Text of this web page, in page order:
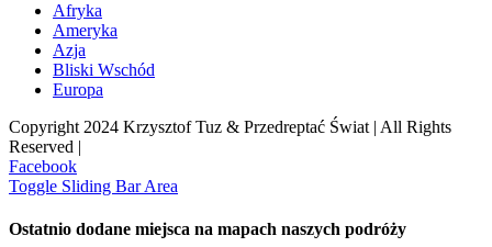
Afryka
Ameryka
Azja
Bliski Wschód
Europa
Copyright 2024 Krzysztof Tuz & Przedreptać Świat | All Rights
Reserved |
Facebook
Toggle Sliding Bar Area
Ostatnio dodane miejsca na mapach naszych podróży